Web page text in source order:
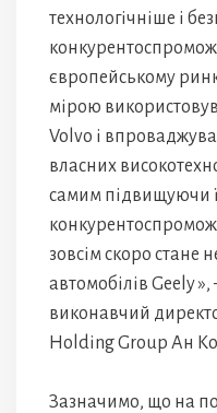
технологічніше і
європейському
мірою
Volvo і
власних
самим підвищуючи
зовсім скоро стане
автомобілів Geely
виконавчий
Holding Group Ан
Зазначимо, що на